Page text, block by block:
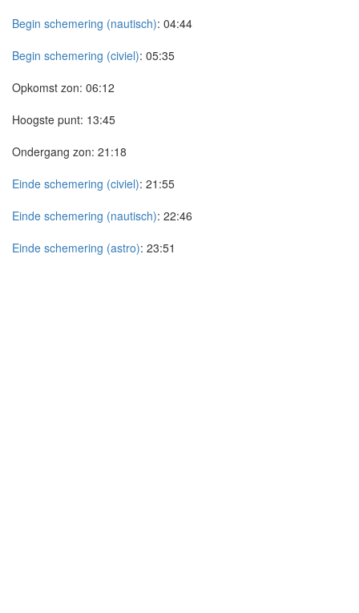
Begin schemering (nautisch): 04:44
Begin schemering (civiel): 05:35
Opkomst zon: 06:12
Hoogste punt: 13:45
Ondergang zon: 21:18
Einde schemering (civiel): 21:55
Einde schemering (nautisch): 22:46
Einde schemering (astro): 23:51